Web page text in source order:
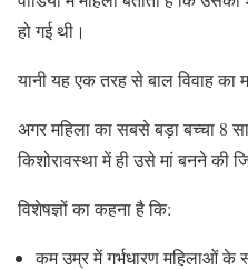
हो गई थी।
यानी यह एक तरह से बाल विवाह का
अगर महिला का सबसे बड़ा बच्चा 8
किशोरावस्था में ही उसे मां बनने की
विशेषज्ञों का कहना है कि:
कम उम्र में गर्भधारण महिलाओं के